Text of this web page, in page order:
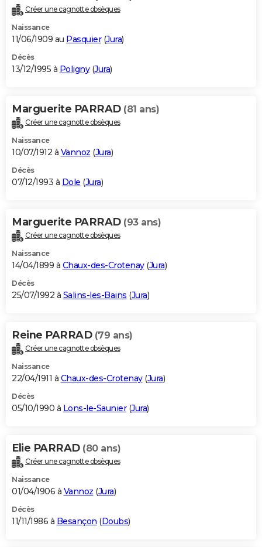
Créer une cagnotte obsèques
Naissance
11/06/1909 au Pasquier(Jura)
Décès
13/12/1995 à Poligny(Jura)
Marguerite PARRAD (81 ans)
Créer une cagnotte obsèques
Naissance
10/07/1912 à Vannoz (Jura)
Décès
07/12/1993 à Dole (Jura)
Marguerite PARRAD (93 ans)
Créer une cagnotte obsèques
Naissance
14/04/1899 à Chaux-des-Crotenay(Jura)
Décès
25/07/1992 à Salins-les-Bains (Jura)
Reine PARRAD (79 ans)
Créer une cagnotte obsèques
Naissance
22/04/1911 à Chaux-des-Crotenay(Jura)
Décès
05/10/1990 à Lons-le-Saunier(Jura)
Elie PARRAD (80 ans)
Créer une cagnotte obsèques
Naissance
01/04/1906 à Vannoz (Jura)
Décès
11/11/1986 à Besançon (Doubs)